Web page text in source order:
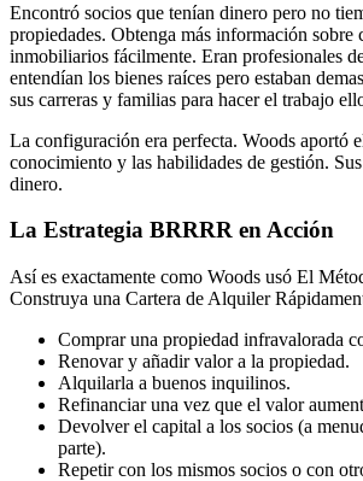
Encontró socios que tenían dinero pero no
propiedades. Obtenga más información sobre
inmobiliarios fácilmente. Eran profesionales
entendían los bienes raíces pero estaban
sus carreras y familias para hacer el trabajo
La configuración era perfecta. Woods aportó
conocimiento y las habilidades de gestión.
dinero.
La Estrategia BRRRR en Acción
Así es exactamente como Woods usó El
Construya una Cartera de Alquiler
Comprar una propiedad infravalorada
Renovar y añadir valor a la propiedad.
Alquilarla a buenos inquilinos.
Refinanciar una vez que el valor
Devolver el capital a los socios (a
parte).
Repetir con los mismos socios o con